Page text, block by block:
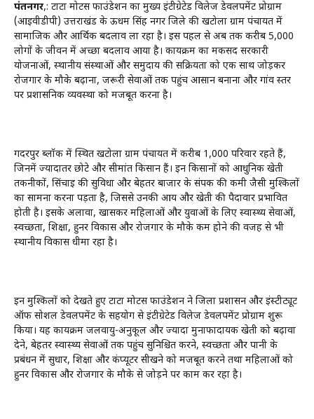
पंतनगर,: टाटा मोटर्स फाउंडेशन का मुख्य इंटीग्रेटेड विलेज डेवलपमेंट प्रोग्राम
(आईवीडीपी) उत्तराखंड के ऊधम सिंह नगर जिले की खटोला ग्राम पंचायत में
सामाजिक और आर्थिक बदलाव ला रहा है। इस पहल से अब तक करीब 5,000
लोगों के जीवन में अच्छा बदलाव आया है। कार्यक्रम का मकसद सरकारी
योजनाओं, स्थानीय संस्थाओं और समुदाय की सक्रियता को एक साथ जोड़कर
रोजगार के मौके बढ़ाना, जरूरी सेवाओं तक पहुंच आसान बनाना और गांव स्तर
पर प्रशासनिक व्यवस्था को मजबूत करना है।
गदरपुर ब्लॉक में स्थित खटोला ग्राम पंचायत में करीब 1,000 परिवार रहते हैं,
जिनमें ज्यादातर छोटे और सीमांत किसान हैं। इन किसानों को आधुनिक खेती
तकनीकों, सिंचाई की सुविधा और बेहतर बाजार के संपर्क की कमी जैसी मुश्किलों
का सामना करना पड़ता है, जिससे उनकी आय और खेती की पैदावार प्रभावित
होती है। इसके अलावा, खासकर महिलाओं और युवाओं के लिए स्वास्थ्य सेवाओं,
स्वच्छता, शिक्षा, हुनर विकास और रोजगार के मौके कम होने की वजह से भी
स्थानीय विकास धीमा रहा है।
इन मुश्किलों को देखते हुए टाटा मोटर्स फाउंडेशन ने जिला प्रशासन और इंस्टीट्यूट
ऑफ सोशल डेवलपमेंट के सहयोग से इंटीग्रेटेड विलेज डेवलपमेंट प्रोग्राम शुरू
किया। यह कार्यक्रम जलवायु-अनुकूल और ज्यादा मुनाफादायक खेती को बढ़ावा
देने, बेहतर स्वास्थ्य सेवाओं तक पहुंच सुनिश्चित करने, स्वच्छता और पानी के
प्रबंधन में सुधार, शिक्षा और कंप्यूटर सीखने को मजबूत करने तथा महिलाओं को
हुनर विकास और रोजगार के मौके से जोड़ने पर काम कर रहा है।